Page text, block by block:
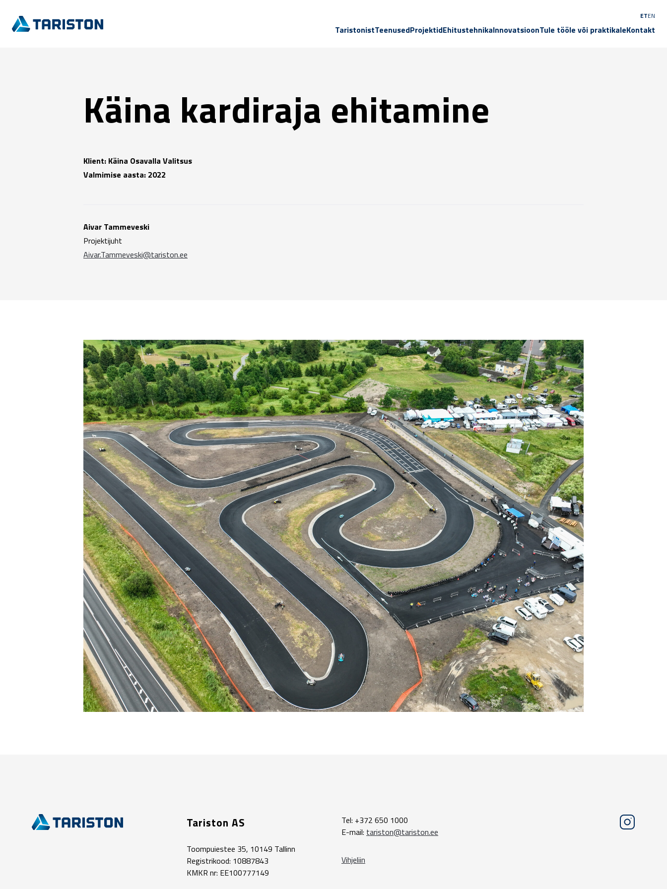
ETEN
TaristonistTeenusedProjektidEhitustehnikaInnovatsioonTule tööle või praktikaleKontakt
Käina kardiraja ehitamine
Klient: Käina Osavalla Valitsus
Valmimise aasta: 2022
Aivar Tammeveski
Projektijuht
Aivar.Tammeveski@tariston.ee
Tariston AS
Toompuiestee 35, 10149 Tallinn
Registrikood: 10887843
KMKR nr: EE100777149
Tel: +372 650 1000
E-mail: tariston@tariston.ee
Vihjeliin